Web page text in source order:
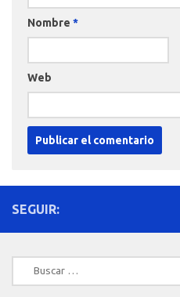
Nombre *
Web
SEGUIR:
Buscar: